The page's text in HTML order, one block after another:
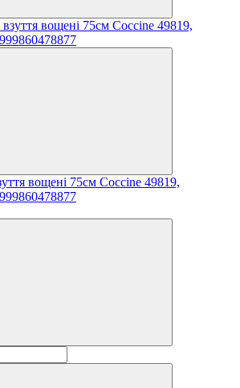
вощені 75см Coccine 49819,